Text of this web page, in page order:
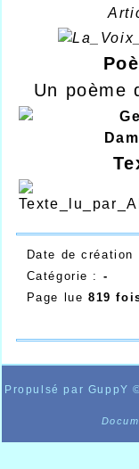
Un poème
Date de création
Catégorie : -
Page lue 819
Propulsé par GuppY